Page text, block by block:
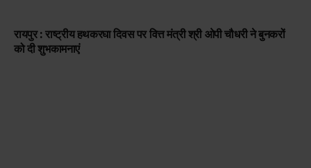
रायपुर : राष्ट्रीय हथकरघा दिवस पर वित्त मंत्री श्री ओपी चौधरी ने बुनकरों
को दी शुभकामनाएं